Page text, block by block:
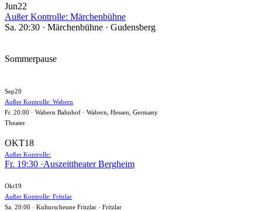
Jun22
Außer Kontrolle: Märchenbühne
Sa. 20:30 · Märchenbühne · Gudensberg
Sommerpause
Sep20
Außer Kontrolle: Wabern
Fr. 20:00 · Wabern Bahnhof · Wabern, Hessen, Germany
Theater
OKT18
Außer Kontrolle:
Fr. 19:30 ·Auszeittheater Bergheim
Okt19
Außer Kontrolle: Fritzlar
Sa. 20:00 · Kulturscheune Fritzlar · Fritzlar